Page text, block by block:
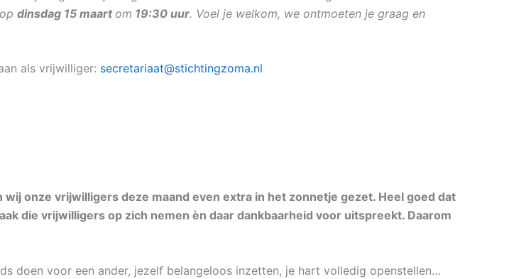
dinsdag 15 maart om 19:30 uur. Voel je welkom, we ontmoeten je graag en
als vrijwilliger: secretariaat@stichtingzoma.nl
onze vrijwilligers deze maand even extra in het zonnetje gezet. Heel goed dat
die vrijwilligers op zich nemen èn daar dankbaarheid voor uitspreekt. Daarom
doen voor een ander, jezelf belangeloos inzetten, je hart volledig openstellen…